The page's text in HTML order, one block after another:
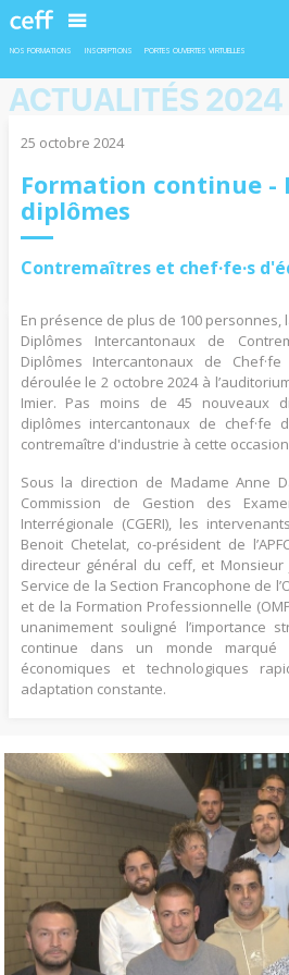
NOS FORMATIONS INSCRIPTIONS PORTES OUVERTES VIRTUELLES
ACTUALITÉS 2024
25 octobre 2024
Formation continue -
diplômes
Contremaîtres et chef·fe·s
En présence de plus de 100
Diplômes Intercantonaux de
Diplômes Intercantonaux de Chef·fe
déroulée le 2 octobre 2024 à
Imier. Pas moins de 45 nouveaux
diplômes intercantonaux de chef·fe
contremaître d'industrie à cette
Sous la direction de Madame Anne
Commission de Gestion des
Interrégionale (CGERI), les
Benoit Chetelat, co-président de
directeur général du ceff, et Monsieur
Service de la Section Francophone de
et de la Formation Professionnelle
unanimement souligné l’importance
continue dans un monde marqué
économiques et technologiques
adaptation constante.
Ateliers robotiques
collaboration avec l'EPFL aux filles et
garçons de 11 à 13 ans.
INDUSTRIE
En savoir plus
est
En